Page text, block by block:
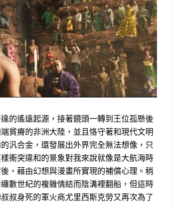
的遙遠起源，接著鏡頭一轉到王位孤懸後
貧瘠的非洲大陸，並且恪守著和現代文明
汎合金，還發展出外界完全無法想像，只
衝突違和的景象對我來說就像是大航海時
，藉由幻想與漫畫所實現的補償心理。稍
數世紀的複雜情結而陰溝裡翻船，但這時
叔身死的軍火商尤里西斯克勞又再次為了